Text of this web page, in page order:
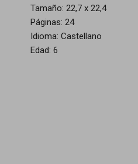
Tamaño: 22,7 x 22,4
Páginas: 24
Idioma: Castellano
Edad: 6